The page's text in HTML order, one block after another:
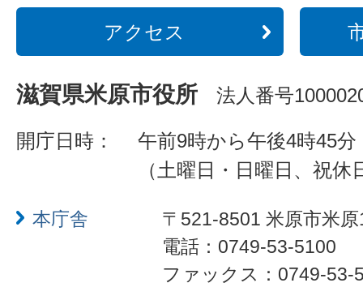
アクセス
滋賀県米原市役所 法人番号
開庁日時：
午前9時から午後4時45分
（土曜日・日曜日、祝
本庁舎
〒521-8501 米原市米
電話：0749-53-5100
ファックス：0749-53-